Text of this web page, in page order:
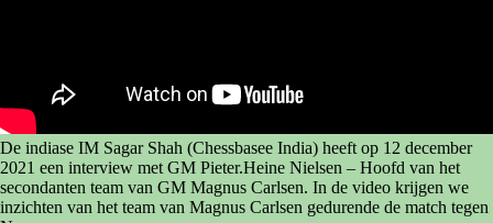
De indiase IM Sagar Shah (Chessbasee India) heeft op 12 december
2021 een interview met GM Pieter.Heine Nielsen – Hoofd van het
secondanten team van GM Magnus Carlsen. In de video krijgen we
inzichten van het team van Magnus Carlsen gedurende de match tegen